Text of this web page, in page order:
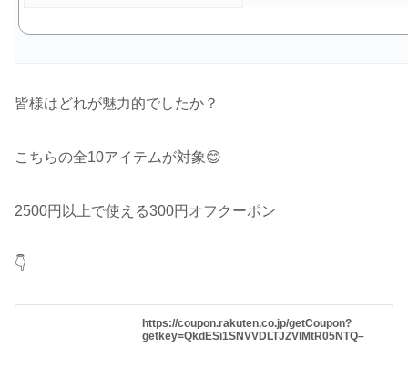
皆様はどれが魅力的でしたか？
こちらの全10アイテムが対象😊
2500円以上で使える300円オフクーポン
👇
https://coupon.rakuten.co.jp/getCoupon?
getkey=QkdESi1SNVVDLTJZVlMtR05NTQ–